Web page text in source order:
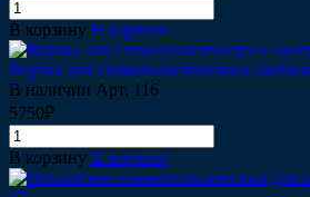
В корзину В корзине
Втулка для стоматологического
В наличии Арт. 116
5750₽
В корзину В корзине